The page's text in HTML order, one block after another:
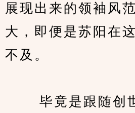
展现出来的领袖风
大，即便是苏阳在
不及。
毕竟是跟随创世